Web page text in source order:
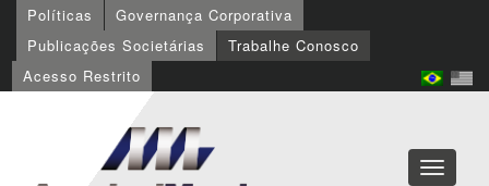
Políticas
Governança Corporativa
Publicações Societárias
Trabalhe Conosco
Acesso Restrito